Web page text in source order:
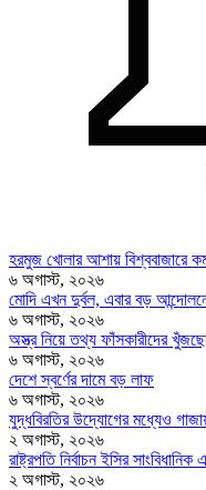
হরমুজ খোলার আশায় বিশ্ববাজারে
৬ অগাস্ট, ২০২৬
মোদি এখন দুর্বল, এবার বড়
৬ অগাস্ট, ২০২৬
অস্ত্র নিয়ে তথ্য ফাঁসকারীদের
৬ অগাস্ট, ২০২৬
দেশে স্বর্ণের দামে বড় লাফ
৬ অগাস্ট, ২০২৬
যুদ্ধবিরতির উদ্যোগের মধ্যেও
২ অগাস্ট, ২০২৬
রাষ্ট্রপতি নির্বাচন ইসির
২ অগাস্ট, ২০২৬